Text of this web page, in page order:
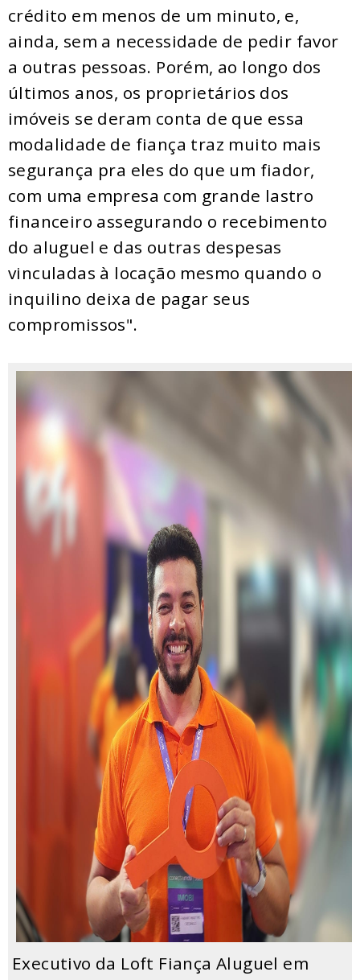
crédito em menos de um minuto, e,
ainda, sem a necessidade de pedir favor
a outras pessoas. Porém, ao longo dos
últimos anos, os proprietários dos
imóveis se deram conta de que essa
modalidade de fiança traz muito mais
segurança pra eles do que um fiador,
com uma empresa com grande lastro
financeiro assegurando o recebimento
do aluguel e das outras despesas
vinculadas à locação mesmo quando o
inquilino deixa de pagar seus
compromissos".
Executivo da Loft Fiança Aluguel em